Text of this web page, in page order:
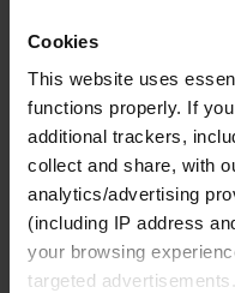
Cookies
This website uses
functions properly. If
additional trackers,
collect and share, with
analytics/advertising
(including IP address
your browsing
targeted
製造業
エネルギー
化学・プロセス産業
機械・産業テクノロ
自動車・輸送機器
鉱業・金属
金融サービス